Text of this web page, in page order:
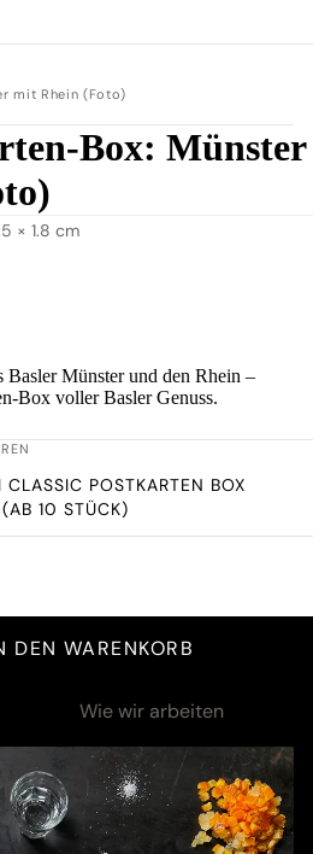
mit Rhein (Foto)
Box: Münster
× 1.8 cm
Münster und den Rhein –
Box voller Basler Genuss.
CLASSIC POSTKARTEN BOX
10 STÜCK)
DEN WARENKORB
Wie wir arbeiten